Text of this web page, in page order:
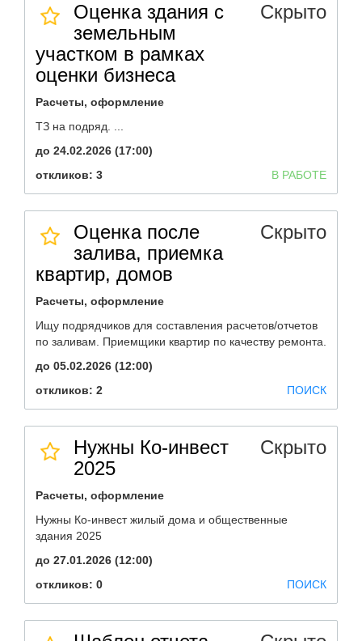
Оценка здания с
земельным
участком в рамках
оценки бизнеса
Скрыто
Расчеты, оформление
ТЗ на подряд. ...
до 24.02.2026 (17:00)
откликов: 3
В РАБОТЕ
Оценка после
залива, приемка
квартир, домов
Скрыто
Расчеты, оформление
Ищу подрядчиков для составления расчетов/отчетов
по заливам. Приемщики квартир по качеству ремонта.
до 05.02.2026 (12:00)
откликов: 2
ПОИСК
Нужны Ко-инвест
2025
Скрыто
Расчеты, оформление
Нужны Ко-инвест жилый дома и общественные
здания 2025
до 27.01.2026 (12:00)
откликов: 0
ПОИСК